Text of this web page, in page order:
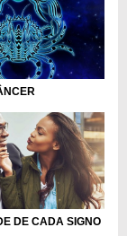
DE CADA SIGNO